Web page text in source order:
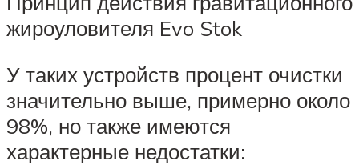
жироуловителя Evo Stok
У таких устройств процент очистки
значительно выше, примерно около
98%, но также имеются
характерные недостатки: